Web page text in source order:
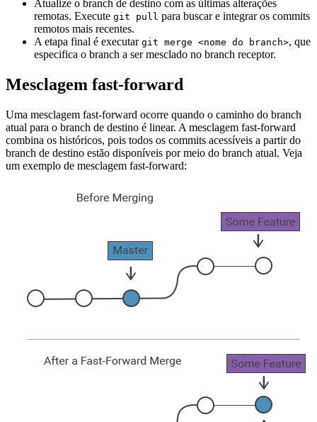
Atualize o branch de destino com as últimas alterações
remotas. Execute git pull para buscar e integrar os commits
remotos mais recentes.
A etapa final é executar git merge <nome do branch>, que
especifica o branch a ser mesclado no branch receptor.
Mesclagem fast-forward
Uma mesclagem fast-forward ocorre quando o caminho do branch
atual para o branch de destino é linear. A mesclagem fast-forward
combina os históricos, pois todos os commits acessíveis a partir do
branch de destino estão disponíveis por meio do branch atual. Veja
um exemplo de mesclagem fast-forward: